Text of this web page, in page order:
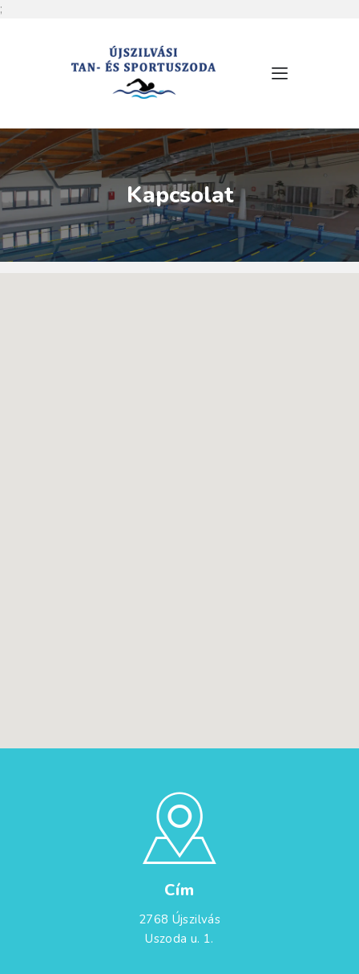
;
Kapcsolat
NYITVATARTÁS
SZOLGÁLTATÁSOK
ÁRLISTA
MEDENCÉINK
HÍREK
ESEMÉNYEK
Cím
2768 Újszilvás
Uszoda u. 1.